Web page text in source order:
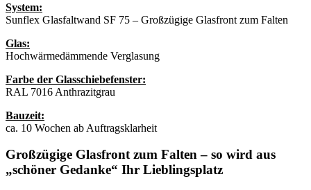
System:
Sunflex Glasfaltwand SF 75 – Großzügige Glasfront zum Falten
Glas:
Hochwärmedämmende Verglasung
Farbe der Glasschiebefenster:
RAL 7016 Anthrazitgrau
Bauzeit:
ca. 10 Wochen ab Auftragsklarheit
Großzügige Glasfront zum Falten – so wird aus
„schöner Gedanke“ Ihr Lieblingsplatz